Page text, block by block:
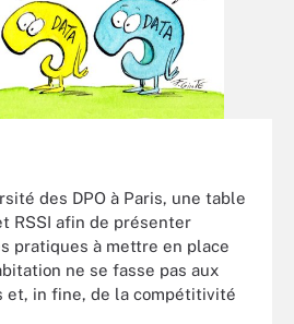
des DPO à Paris, une table
RSSI afin de présenter
pratiques à mettre en place
ne se fasse pas aux
et, in fine, de la compétitivité